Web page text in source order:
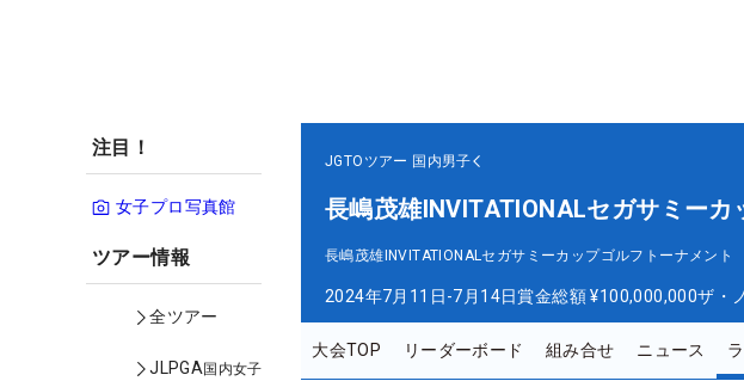
注目！
女子プロ写真館
ツアー情報
全ツアー
JLPGA国内女子
JGTOツアー 国内男子
長嶋茂雄INVITATIONALセガサミーカ
長嶋茂雄INVITATIONALセガサミーカップゴルフトーナメント
2024年7月11日-7月14日賞金総額 ¥100,000,000ザ・
大会TOP リーダーボード 組み合せ ニュース